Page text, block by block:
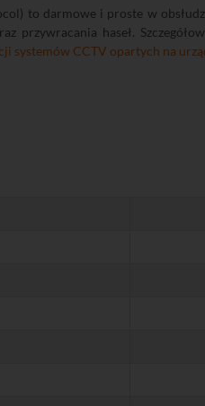
to darmowe i proste w
przywracania haseł.
systemów CCTV opartych na